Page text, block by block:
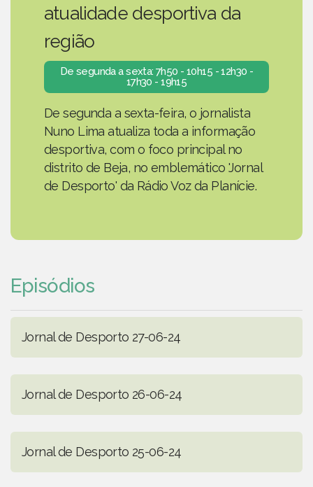
atualidade desportiva da
região
De segunda a sexta: 7h50 - 10h15 - 12h30 -
17h30 - 19h15
De segunda a sexta-feira, o jornalista
Nuno Lima atualiza toda a informação
desportiva, com o foco principal no
distrito de Beja, no emblemático 'Jornal
de Desporto' da Rádio Voz da Planície.
Episódios
Jornal de Desporto 27-06-24
Jornal de Desporto 26-06-24
Jornal de Desporto 25-06-24